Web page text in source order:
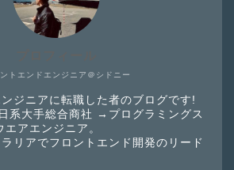
トエンドエンジニア＠シドニー
ジニアに転職した者のブログです!
系大手総合商社 →プログラミングス
アエンジニア。
リアでフロントエンド開発のリード